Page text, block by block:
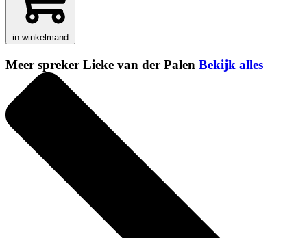
in winkelmand
Meer spreker Lieke van der Palen Bekijk alles